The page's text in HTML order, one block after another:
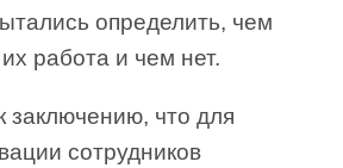
определить, чем
работа и чем нет.
что для
сотрудников